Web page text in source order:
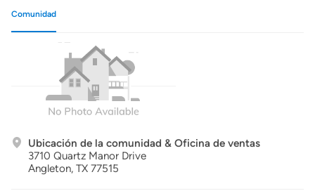
Comunidad
Ubicación de la comunidad & Oficina de ventas
3710 Quartz Manor Drive
Angleton, TX 77515